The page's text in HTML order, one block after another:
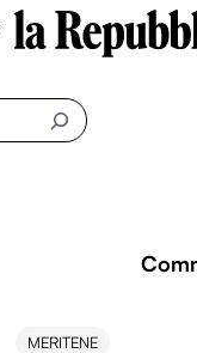
MERITENE